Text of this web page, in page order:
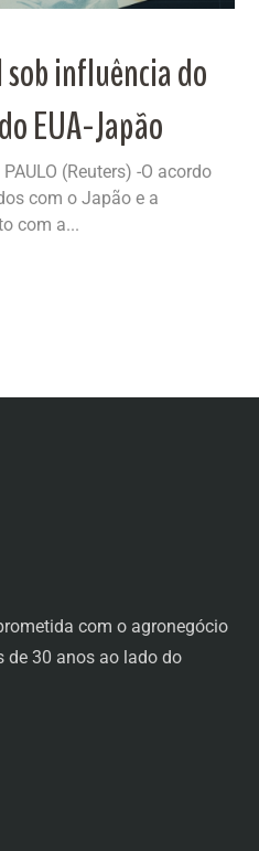
influência do
EUA-Japão
(Reuters) -O acordo
com o Japão e a
com a...
com o agronegócio
de 30 anos ao lado do